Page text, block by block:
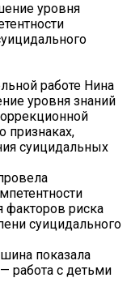
уровня
работе Нина
уровня знаний
признаках,
суицидальных
факторов риска
суицидального
показала
работа с детьми